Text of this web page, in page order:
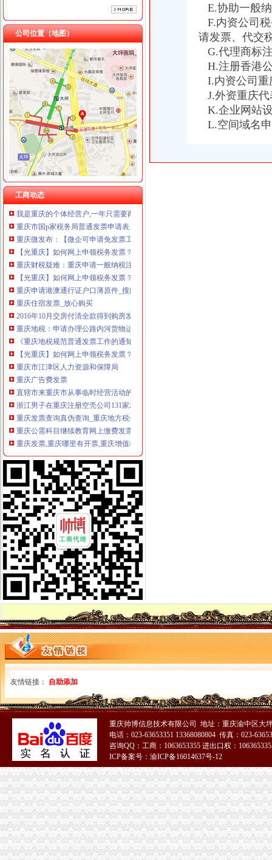
重庆科发表面处理有限责任公司 渝北800万 （进出口权）
重庆傲志众达投资咨询有限责任公司 渝九1000万 （增资）
重庆臣夫商贸有限公司 （执照专让）
重庆卿倾商贸有限责任公司 渝江100万 （工商注册）
重庆国洪体育设施有限公司
重庆星竣贸易有限责任公司 渝中100万 （进出口权）
重庆海谛升进出口贸易有限公司 渝北100万 （进出口权）
重庆奕欣锦诚商贸有限公司 渝九50万 （工商注册）
重庆信同广告有限公司 渝沙50万 （工商注册）
重庆三虹房地产营销策划有限公司
公司位置（地图）
工商动态
重庆发票申请
什么是发票？_重庆包听|E都市
重庆水投：发票寄到家,服务有保障
重庆专项审批：发票R审批代理购买服务办理-重庆爱问分类
重庆巴南破获一起发票案金额超过一亿元-广西新闻网
重庆巴南破获一起发票案金额超过一亿元_网易新闻
重庆国税网上申报系统_重庆国税局_重庆国税发票查询_重庆国税网上
重庆市国家税务局关于调整“发票网上申请”办理渠道的通知_财
重庆地税对于个人申请发票的地点是如何规定的？-中国会计网
重庆或k发票申请表.docx
重庆市地方税务局网络发票申请审批表_中华文本库
重庆增值税红字专用发票申请流程_cqmaiji_新浪博客
我是重庆的个体经营户,一年只需要两本发票,请问怎样才能申请发票
重庆市国p家税务局普通发票申请表.doc
重庆微发布：【微企可申请免发票工
【光重庆】如何网上申领税务发票？
重庆财税疑难：重庆申请一般纳税注册公司代找王会计-重庆爱
【光重庆】如何网上申领税务发票？_搜狐其它_搜狐网
重庆申请港澳通行证户口薄原件_搜问问
重庆住宿发票_放心购买
2016年10月交房付清全款得到购房发票,现在能否申请提取重庆公积
重庆地税：申请办理公路内河货物运输发票自开票纳税人资格需要哪些
《重庆地税规范普通发票工作的通知》.doc
【光重庆】如何网上申领税务发票？-搜狐
重庆市江津区人力资源和保障局
重庆广告费发票
直辖市来重庆市从事临时经营活动的单位和个人,如何申请领购发票？
浙江男子在重庆注册空壳公司131家发票金额逾亿元_凤凰资讯
重庆发票查询真伪查询_重庆地方税务局_中华网
重庆公需科目继续教育网上缴费发票申请表
重庆发票,重庆哪里有开票,重庆增值税发票,重庆增值税普通发票,
哪些况可以申请发票？需要哪些资料？_信息公开
重庆市地方税务局关于修订《重庆市地方税务局发票管理办》
重庆发票,重庆哪里有开票,重庆增值税发票,重庆增值税普通发票,
7日起重庆市民上网就能办税发票还能免费送到家_凤凰资讯
重庆地税-政务公开
重庆鹭佳工商注册提示您新公司的发票购买（转载）_会计_天涯论
【图】重庆万州腾翼C30团购作业,有购车发票,申请加精_长城C30
重庆破获一起大发票案涉案金额逾亿元|重庆|发票_新浪新闻
重庆地税-办税服务
7日起重庆市民上网就能办税发票还能免费送到家-新华网重庆频道
重庆市国税局〔2011〕第3号（重庆市国家税务局关于发布《普通发票
重庆国税发票图片
重庆市国家税务局关于印发《重庆市国家税务局发票管理基本程序》
重庆巴南方破获发票案涉案金额逾亿元-新华网重庆频道
重庆市地方税务局关于印发《重庆市地方税务局发票管理办》
开重庆发票_阿里问到底
中国张电子发票在重庆诞生
【发票】重庆市电子税务局-亿企赢财税资讯
广告|公司|发票|重庆_新浪新闻
重庆巴南破获一起发票案金额超过一亿元_网易新闻
重庆水投：发票寄到家,服务有保障
重庆地税进一步规范发票工作_税屋网——第一时间递财税政策
重庆专项审批：发票R审批代理购买服务办理-重庆爱问分类
重庆市国家税务局关于印发《重庆市国家税务局发票管理基本程序》
重庆发票申请
什么是发票？_重庆包听|E都市
重庆水投：发票寄到家,服务有保障
重庆专项审批：发票R审批代理购买服务办理-重庆爱问分类
重庆巴南破获一起发票案金额超过一亿元-广西新闻网
重庆巴南破获一起发票案金额超过一亿元_网易新闻
重庆国税网上申报系统_重庆国税局_重庆国税发票查询_重庆国税网上
重庆市国家税务局关于调整“发票网上申请”办理渠道的通知_财
E.协助一般
F.内资公司
请发票、代交
G.代理商标
H.注册香港
I.内资公司重
J.外资重庆代
K.企业网站
L.空间域名
友情链接： 自助添加
重庆帅博信息技术有限公司 地址：重庆渝中区大
电话：023-63653351 13368080804 传真：023-
咨询QQ：工商：1063653355 进出口权：
ICP备案号：渝ICP备16014637号-12